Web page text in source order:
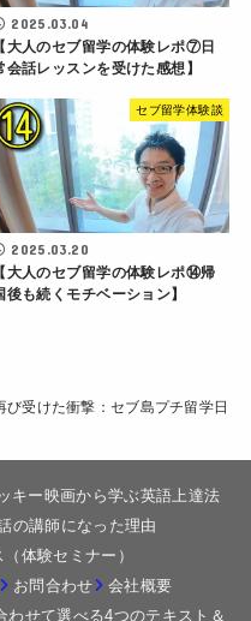
2025.03.04
【大人のセブ留学の体験レポ⑦日
会話レッスンを受けた感想】
セブ留学体験談
2025.03.20
【大人のセブ留学の体験レポ⑭帰
後も続くモチベーション】
び受けた衝撃：セブ島プチ留学日
キー映画から学ぶ英語上達法
の講師になった理由
体験セミナー）
お問合わせ
会社概要
せて選べる4つのテキスト＆